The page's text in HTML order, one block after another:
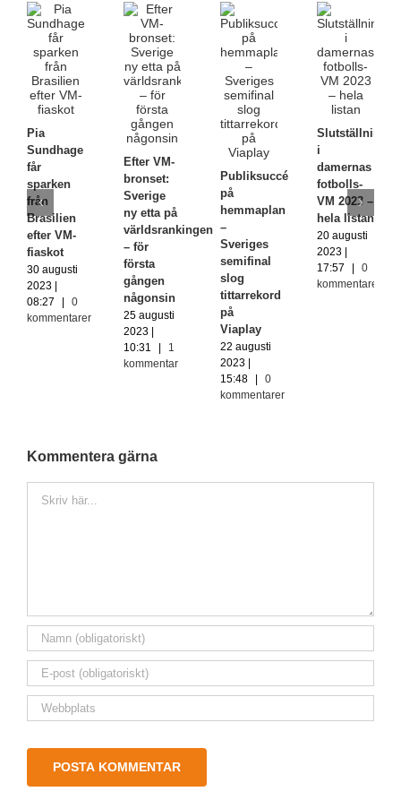
Pia
Sundhage
får
sparken
från
Brasilien
efter VM-
fiaskot
30 augusti
2023 |
08:27
0
kommentarer
Efter VM-
bronset:
Sverige
ny etta på
världsrankingen
– för
första
gången
någonsin
25 augusti
2023 |
10:31
1
kommentar
Publiksuccé
på
hemmaplan
–
Sveriges
semifinal
slog
tittarrekord
på
Viaplay
22 augusti
2023 |
15:48
0
kommentarer
Slutställningen
i
damernas
fotbolls-
VM 2023 –
hela listan
20 augusti
2023 |
17:57
0
kommentarer
Kommentera gärna